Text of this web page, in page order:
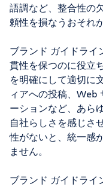
語調など、整合性の
頼性を損なうおそれ
ブランド ガイドライ
貫性を保つのに役立
を明確にして適切に
ィアへの投稿、Web
ーションなど、あら
自社らしさを感じさ
性がないと、統一感
ません。
ブランド ガイドライ